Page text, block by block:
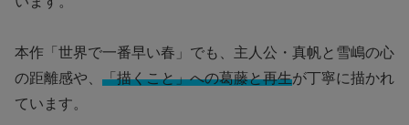
本作「世界で一番早い春」でも、主人公・真帆と雪嶋の心
の距離感や、 「描くこと」への葛藤と再生が丁寧に描かれ
ています。